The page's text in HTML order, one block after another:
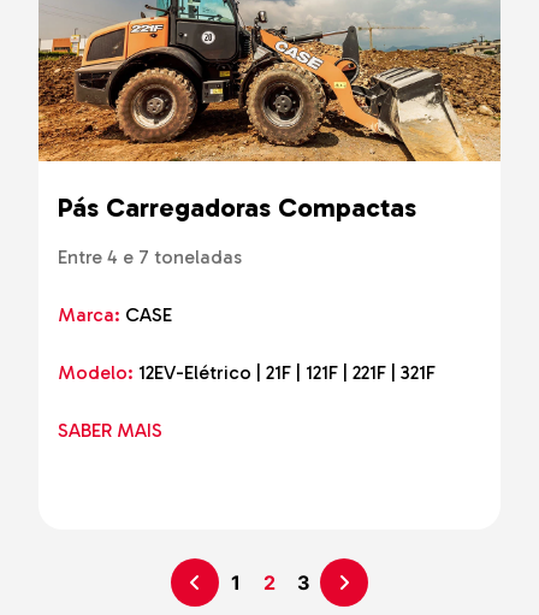
Pás Carregadoras Compactas
Entre 4 e 7 toneladas
Marca: CASE
Modelo: 12EV-Elétrico | 21F | 121F | 221F | 321F
SABER MAIS
1 2 3